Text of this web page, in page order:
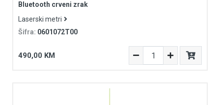
Bluetooth crveni zrak
Laserski metri
Šifra: 0601072T00
490,00 KM